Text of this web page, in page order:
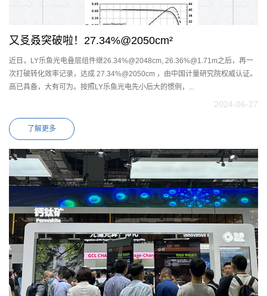
又㕛叒突破啦！27.34%@2050cm²
近日，LY乐鱼光电叠层组件继26.34%@2048cm, 26.36%@1.71m之后，再一
次打破转化效率记录，达成 27.34%@2050cm ，由中国计量研究院权威认证。
高已具备，大有可为。按照LY乐鱼光电先小后大的惯例，...
2024-06-27
了解更多